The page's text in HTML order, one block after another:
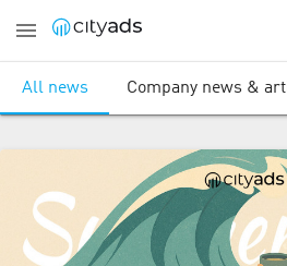
All news Company news &